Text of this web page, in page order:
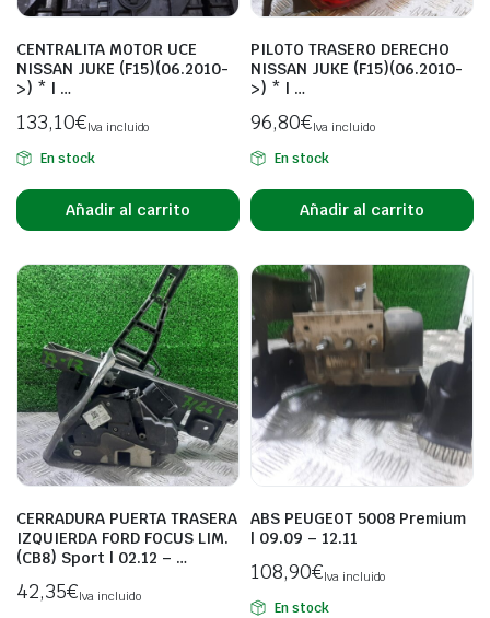
CENTRALITA MOTOR UCE
NISSAN JUKE (F15)(06.2010-
>) * | …
133,10€Iva incluido
En stock
Añadir al carrito
PILOTO TRASERO DERECHO
NISSAN JUKE (F15)(06.2010-
>) * | …
96,80€Iva incluido
En stock
Añadir al carrito
CERRADURA PUERTA TRASERA
IZQUIERDA FORD FOCUS LIM.
(CB8) Sport | 02.12 – …
42,35€Iva incluido
ABS PEUGEOT 5008 Premium
| 09.09 – 12.11
108,90€Iva incluido
En stock